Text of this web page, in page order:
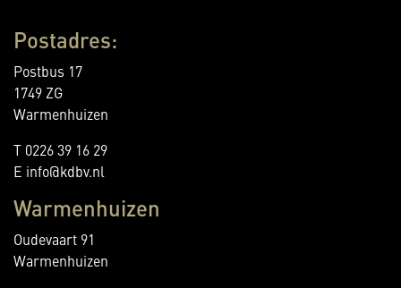
Postadres:
Postbus 17
1749 ZG
Warmenhuizen
T 0226 39 16 29
E info@kdbv.nl
Warmenhuizen
Oudevaart 91
Warmenhuizen